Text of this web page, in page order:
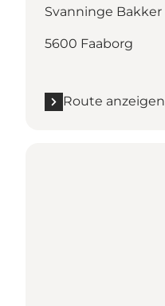
Svanninge Bakker
5600 Faaborg
Route anzeigen